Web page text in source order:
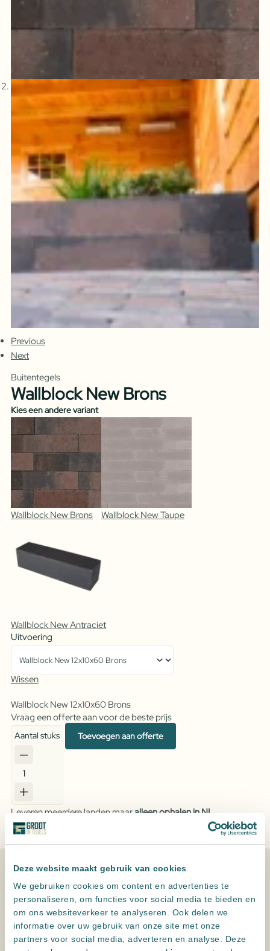
Deze website maakt gebruik van cookies
We gebruiken cookies om content en advertenties te
personaliseren, om functies voor social media te bieden en
om ons websiteverkeer te analyseren. Ook delen we
informatie over uw gebruik van onze site met onze
partners voor social media, adverteren en analyse. Deze
Previous
Next
Buitentegels
Wallblock New Brons
Kies een andere variant
Wallblock New Brons Wallblock New Taupe
Wallblock New Antraciet
Uitvoering
Wissen
Wallblock New 12x10x60 Brons
Vraag een offerte aan voor de beste prijs
Wallblock
New
aantal
Aantal stuks Toevoegen aan offerte
Leveren meerdere landen maaralleen ophalen in NL
Altijdzeer scherp
Persoonlijk advies, een offerte op maat
Specificaties
Kleur Antraciet, Koper
12x10x60 ,12x12x60 15x15x60